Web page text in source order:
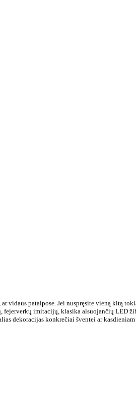
vidaus patalpose. Jei nuspręsite vieną kitą
imitacijų, klasika alsuojančių LED
dekoracijas konkrečiai šventei ar